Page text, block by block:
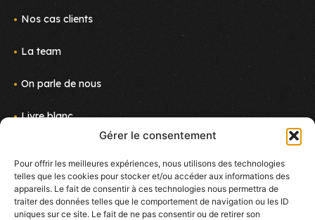
Gérer le consentement
Pour offrir les meilleures expériences, nous utilisons des technologies
telles que les cookies pour stocker et/ou accéder aux informations des
appareils. Le fait de consentir à ces technologies nous permettra de
traiter des données telles que le comportement de navigation ou les ID
uniques sur ce site. Le fait de ne pas consentir ou de retirer son
Nos cas clients
La team
On parle de nous
Livre blanc
Nous rejoindre
Newsletter